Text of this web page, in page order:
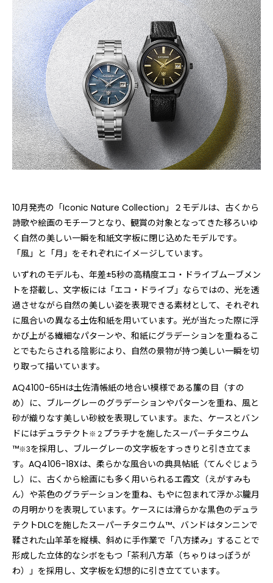
10月発売の「Iconic Nature Collection」２モデルは、古くから
詩歌や絵画のモチーフとなり、観賞の対象となってきた移ろいゆ
く自然の美しい一瞬を和紙文字板に閉じ込めたモデルです。
「風」と「月」をそれぞれにイメージしています。
いずれのモデルも、年差±5秒の高精度エコ・ドライブムーブメン
トを搭載し、文字板には「エコ・ドライブ」ならではの、光を透
過させながら自然の美しい姿を表現できる素材として、それぞれ
に風合いの異なる土佐和紙を用いています。光が当たった際に浮
かび上がる繊細なパターンや、和紙にグラデーションを重ねるこ
とでもたらされる陰影により、自然の景物が持つ美しい一瞬を切
り取って描いています。
AQ4100-65Hは土佐清帳紙の地合い模様である簾の目（すの
め）に、ブルーグレーのグラデーションやパターンを重ね、風と
砂が織りなす美しい砂紋を表現しています。また、ケースとバン
ドにはデュラテクト※２ プラチナを施したスーパーチタニウム
™※3を採用し、ブルーグレーの文字板をすっきりと引き立てま
す。AQ4106-18Xは、柔らかな風合いの典具帖紙（てんぐじょう
し）に、古くから絵画にも多く用いられるエ霞文（えがすみも
ん）や茶色のグラデーションを重ね、もやに包まれて浮かぶ朧月
の月明かりを表現しています。ケースには滑らかな黒色のデュラ
テクトDLCを施したスーパーチタニウム™、バンドはタンニンで
鞣された山羊革を縦横、斜めに手作業で「八方揉み」することで
形成した立体的なシボをもつ「茶利八方革（ちゃりはっぽうが
わ）」を採用し、文字板を幻想的に引き立てています。